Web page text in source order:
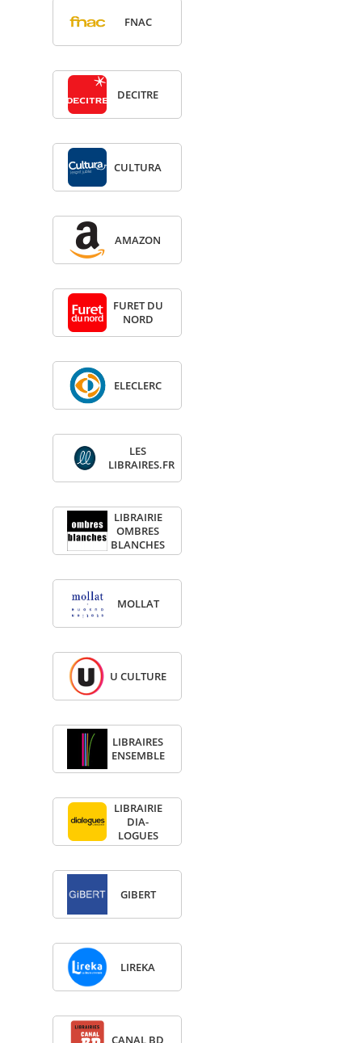
FNAC
DECITRE
CULTURA
AMA­ZON
FURET DU
NORD
ELE­CLERC
LES
LIBRAIRES.FR
LIBRAI­RIE
OMBRES
BLANCHES
MOL­LAT
U CULTURE
LIBRAIRES
ENSEMBLE
LIBRAI­RIE
DIA­
LOGUES
GIBERT
LIREKA
CANAL BD